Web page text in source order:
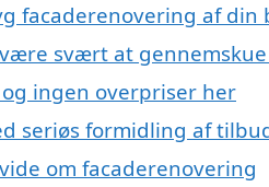
facaderenovering af din
svært at
ingen overpriser her
seriøs formidling af
om facaderenovering